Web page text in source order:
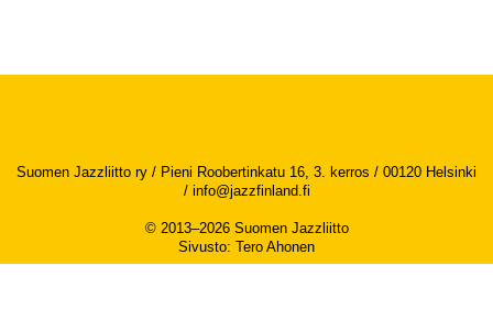
Suomen Jazzliitto ry / Pieni Roobertinkatu 16, 3. kerros / 00120 Helsinki
/ info@jazzfinland.fi
© 2013–2026 Suomen Jazzliitto
Sivusto: Tero Ahonen